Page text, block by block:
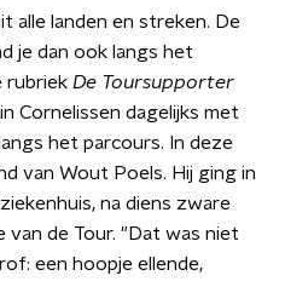
alle landen en streken. De
je dan ook langs het
rubriek De Toursupporter
Cornelissen dagelijks met
het parcours. In deze
van Wout Poels. Hij ging in
na diens zware
van de Tour. "Dat was niet
een hoopje ellende,